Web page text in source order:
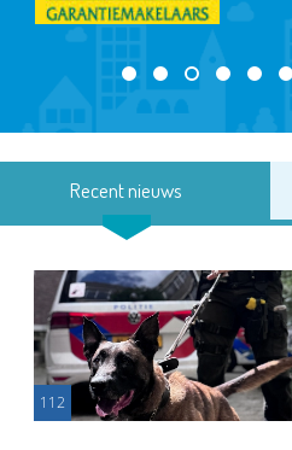
Recent nieuws
112